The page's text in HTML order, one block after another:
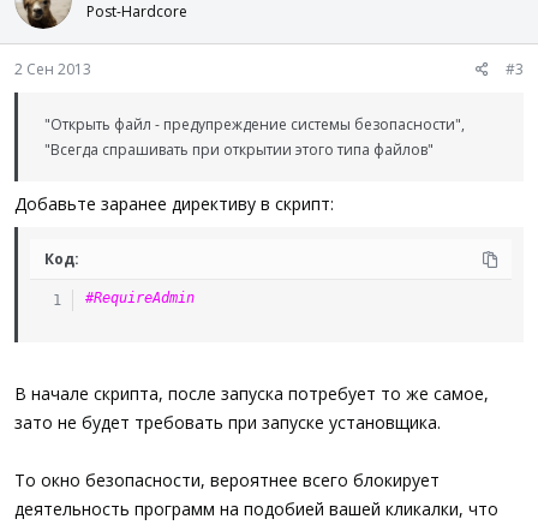
Post-Hardcore
2 Сен 2013 #3
"Открыть файл - предупреждение системы безопасности",
"Всегда спрашивать при открытии этого типа файлов"
Добавьте заранее директиву в скрипт:
Код:
#RequireAdmin
В начале скрипта, после запуска потребует то же самое,
зато не будет требовать при запуске установщика.
То окно безопасности, вероятнее всего блокирует
деятельность программ на подобией вашей кликалки, что